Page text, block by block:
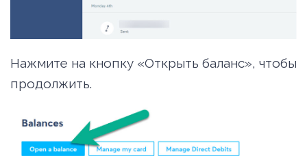
Нажмите на кнопку «Открыть баланс», чтобы
продолжить.